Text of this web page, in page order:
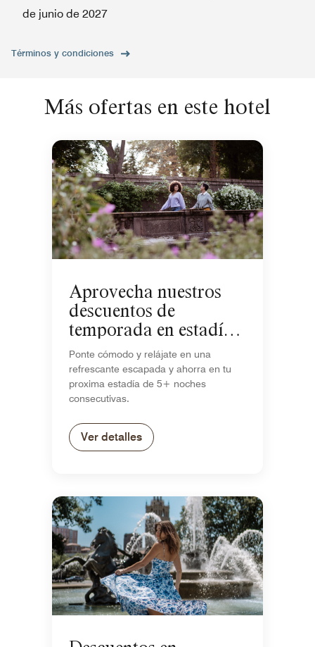
de junio de 2027
Términos y condiciones
Más ofertas en este hotel
Aprovecha nuestros
descuentos de
temporada en estadías
de 5+ noches
Ponte cómodo y relájate en una
refrescante escapada y ahorra en tu
proxima estadía de 5+ noches
consecutivas.
Ver detalles